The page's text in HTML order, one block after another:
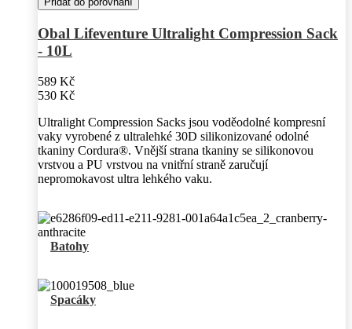
Obal Lifeventure Ultralight Compression Sack
- 10L
589 Kč
530 Kč
Ultralight Compression Sacks jsou voděodolné kompresní
vaky vyrobené z ultralehké 30D silikonizované odolné
tkaniny Cordura®. Vnější strana tkaniny se silikonovou
vrstvou a PU vrstvou na vnitřní straně zaručují
nepromokavost ultra lehkého vaku.
Batohy
Spacáky